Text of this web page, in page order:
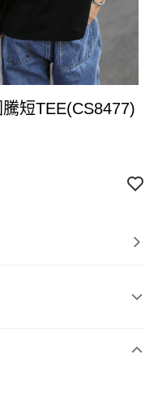
騰短TEE(CS8477)